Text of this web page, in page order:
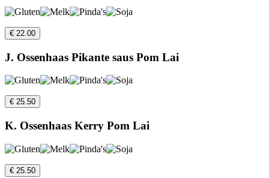
€ 22.00
J. Ossenhaas Pikante saus Pom Lai
€ 25.50
K. Ossenhaas Kerry Pom Lai
€ 25.50